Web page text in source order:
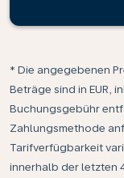
* Die angegebenen
Beträge sind in EUR,
Buchungsgebühr
Zahlungsmethode
Tarifverfügbarkeit
innerhalb der letzten